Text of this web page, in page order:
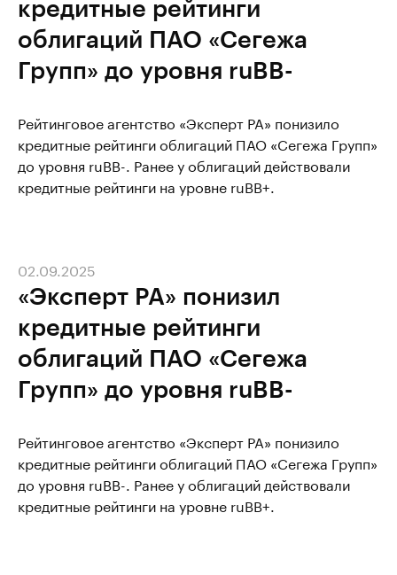
кредитные рейтинги
облигаций ПАО «Сегежа
Групп» до уровня ruBB-
Рейтинговое агентство «Эксперт РА» понизило
кредитные рейтинги облигаций ПАО «Сегежа Групп»
до уровня ruBB-. Ранее у облигаций действовали
кредитные рейтинги на уровне ruBB+.
«Эксперт РА» понизил
кредитные рейтинги
облигаций ПАО «Сегежа
Групп» до уровня ruBB-
02.09.2025
Рейтинговое агентство «Эксперт РА» понизило
кредитные рейтинги облигаций ПАО «Сегежа Групп»
до уровня ruBB-. Ранее у облигаций действовали
кредитные рейтинги на уровне ruBB+.